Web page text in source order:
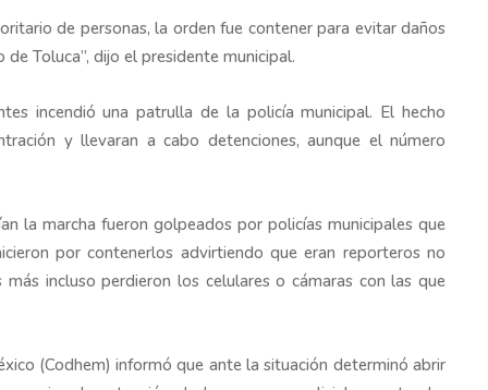
de personas, la orden fue contener para evitar daños
Toluca”, dijo el presidente municipal.
incendió una patrulla de la policía municipal. El hecho
y llevaran a cabo detenciones, aunque el número
la marcha fueron golpeados por policías municipales que
por contenerlos advirtiendo que eran reporteros no
incluso perdieron los celulares o cámaras con las que
(Codhem) informó que ante la situación determinó abrir